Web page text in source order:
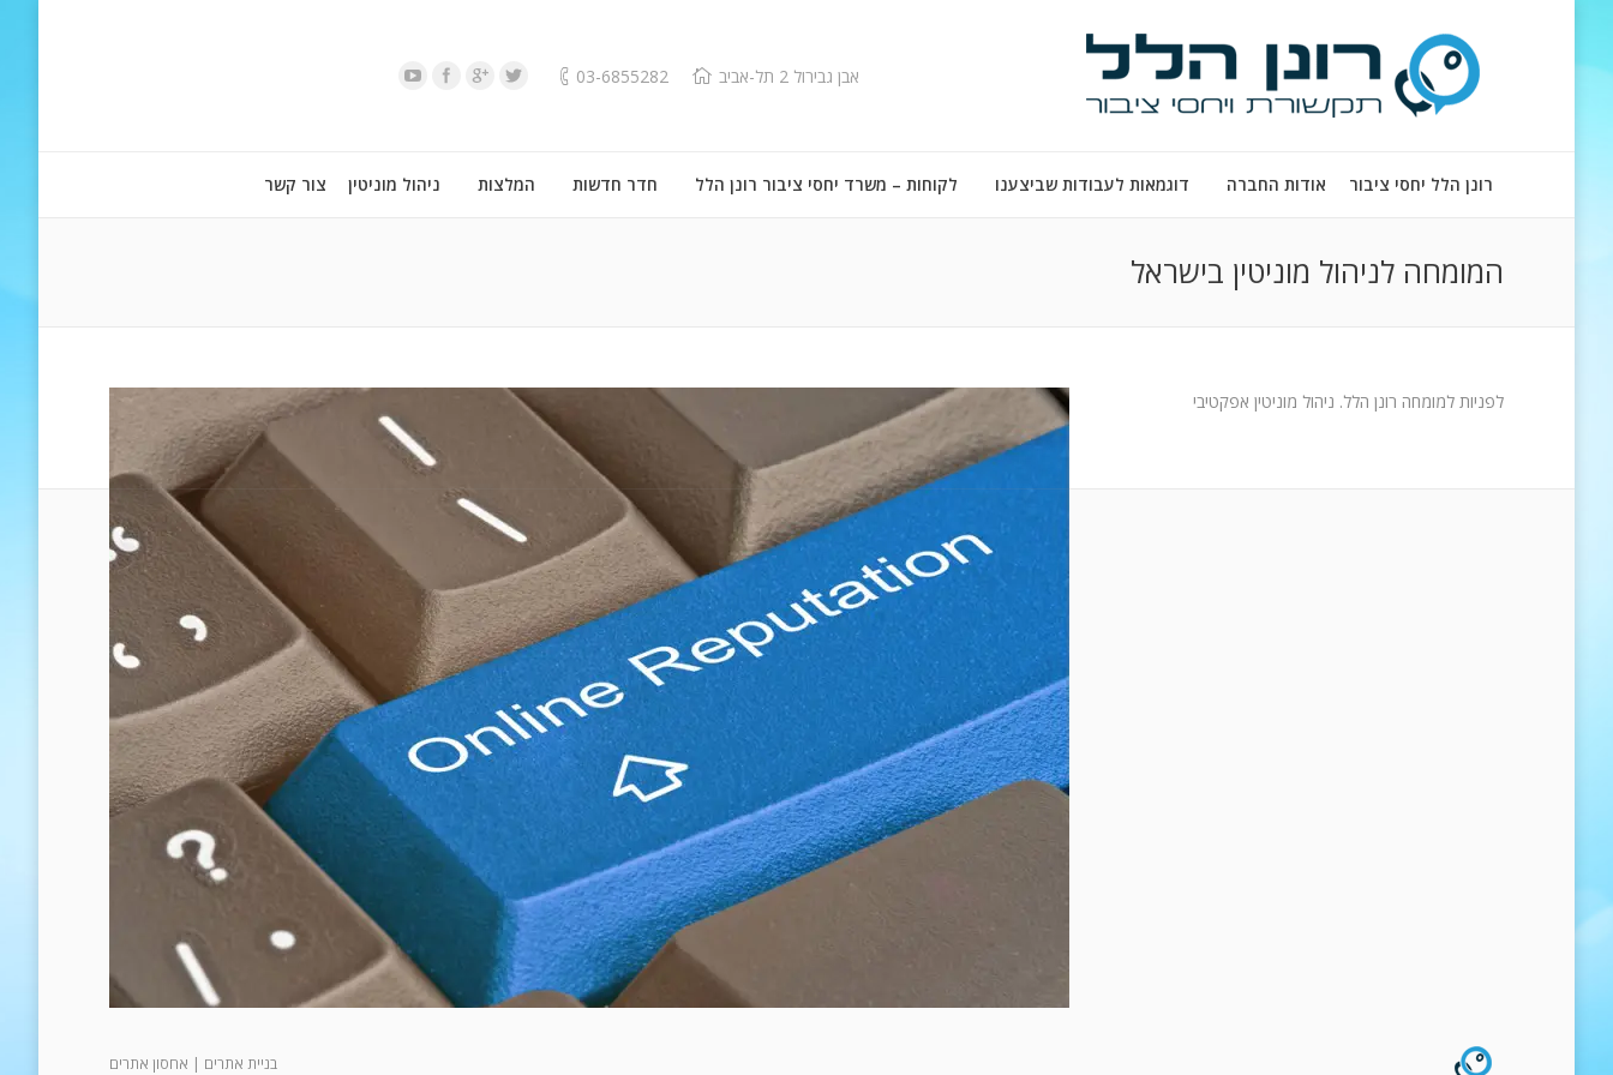
אבן גבירול 2 תל-אביב 03-6855282
רונן הלל יחסי ציבור אודות החברה דוגמאות לעבודות שביצענו לקוחות – משרד יחסי ציבור רונן הלל חדר חדשות המלצות ניהול מוניטין צור קשר
המומחה לניהול מוניטין בישראל
לפניות למומחה רונן הלל. ניהול מוניטין אפקטיבי
בניית אתרים | אחסון אתרים